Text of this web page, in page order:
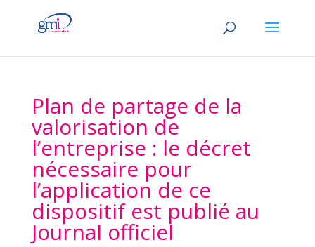
Plan de partage de la
valorisation de
l’entreprise : le décret
nécessaire pour
l’application de ce
dispositif est publié au
Journal officiel